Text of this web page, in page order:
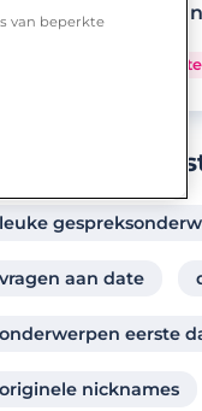
Daten
9
leuke
vragen aan date
onderwerpen eerste
originele nicknames
van beperkte